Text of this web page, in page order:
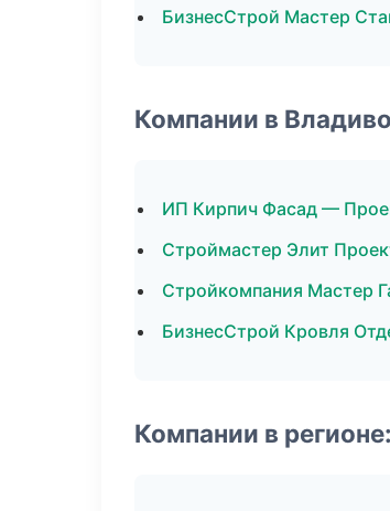
БизнесСтрой Мастер
Компании в
ИП Кирпич Фасад —
Строймастер Элит
Стройкомпания Мастер
БизнесСтрой Кровля
Компании в